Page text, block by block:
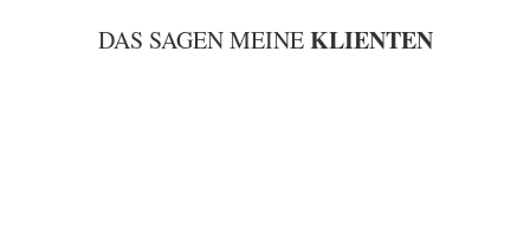
DAS SAGEN MEINEKLIENTEN